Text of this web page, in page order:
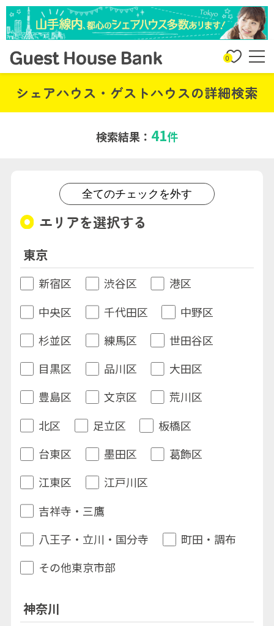
0
シェアハウス・ゲストハウスの詳細検索
検索結果： 41件
全てのチェックを外す
エリアを選択する
東京
新宿区 渋谷区
港区
中央区
千代田区
中野区
杉並区
練馬区
世田谷区
目黒区
品川区
大田区
豊島区
文京区
荒川区
北区
足立区
板橋区
台東区
墨田区
葛飾区
江東区
江戸川区
吉祥寺・三鷹
八王子・立川・国分寺
町田・調布
その他東京市部
神奈川